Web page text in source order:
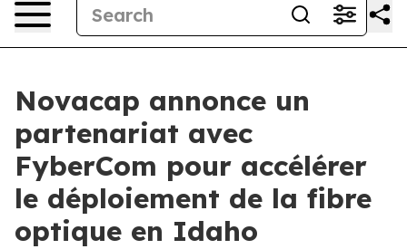
Novacap annonce un
partenariat avec
FyberCom pour accélérer
le déploiement de la fibre
optique en Idaho